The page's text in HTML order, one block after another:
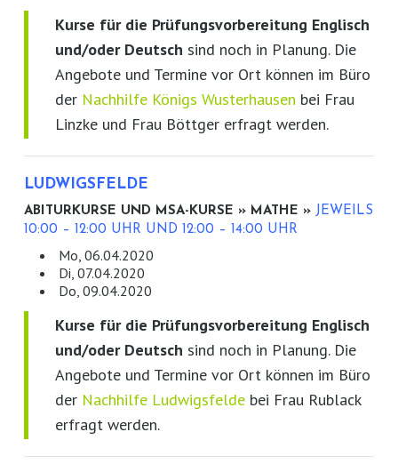
Kurse für die Prüfungsvorbereitung Englisch
und/oder Deutsch sind noch in Planung. Die
Angebote und Termine vor Ort können im Büro
der Nachhilfe Königs Wusterhausen bei Frau
Linzke und Frau Böttger erfragt werden.
LUDWIGSFELDE
ABITURKURSE UND MSA-KURSE » MATHE » JEWEILS
10:00 – 12:00 UHR UND 12:00 – 14:00 UHR
Mo, 06.04.2020
Di, 07.04.2020
Do, 09.04.2020
Kurse für die Prüfungsvorbereitung Englisch
und/oder Deutsch sind noch in Planung. Die
Angebote und Termine vor Ort können im Büro
der Nachhilfe Ludwigsfeldebei Frau Rublack
erfragt werden.